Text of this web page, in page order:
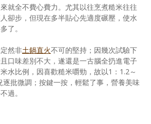
就全不費心費力。尤其以往烹煮糙米往往
卻步，但現在多半貼心先適度碾壓，使水
了。
然非土鍋直火不可的堅持；因幾次試驗下
口味差別不大，遂還是一古腦全扔進電子
水比例，因喜歡糙米嚼勁，故以1：1.2～
逐批微調；按鍵一按，輕鬆了事，營養美味
過。